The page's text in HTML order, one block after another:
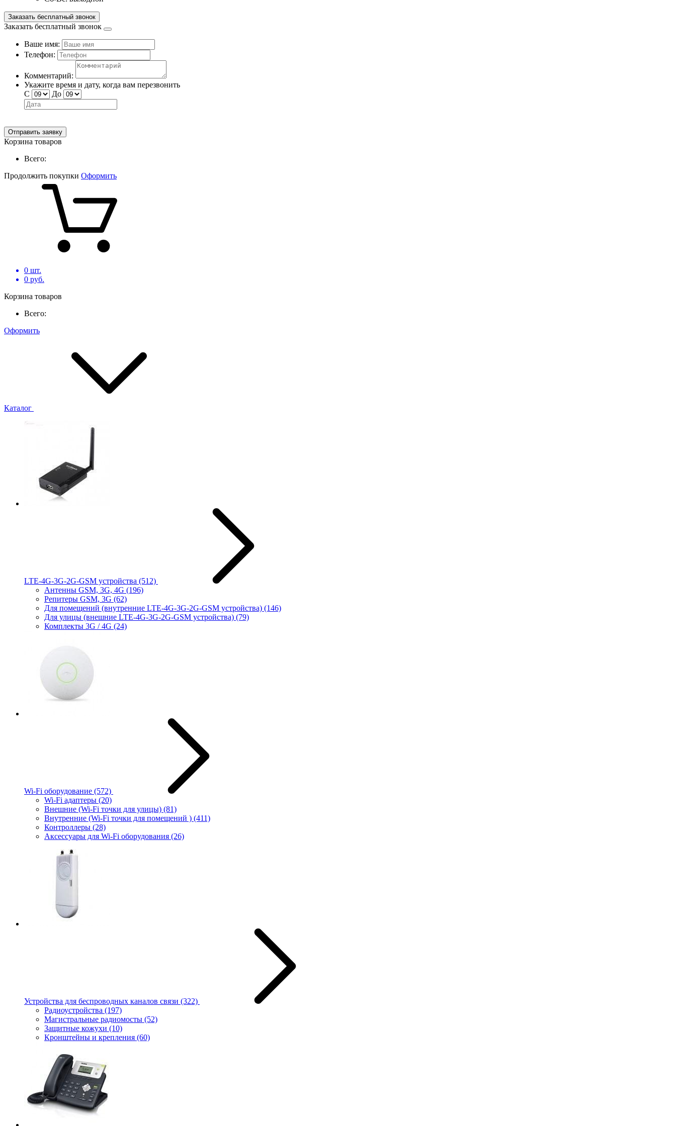
Заказать бесплатный звонок
Заказать бесплатный звонок
Ваше имя:
Телефон:
Комментарий:
Укажите время и дату, когда вам перезвонить
С
До
Отправить заявку
Корзина товаров
Всего:
Продолжить покупки Оформить
0 шт.
0 руб.
Корзина товаров
Всего:
Оформить
Каталог
LTE-4G-3G-2G-GSM устройства (512)
Антенны GSM, 3G, 4G (196)
Репитеры GSM, 3G (62)
Для помещений (внутренние LTE-4G-3G-2G-GSM устройства) (146)
Для улицы (внешние LTE-4G-3G-2G-GSM устройства) (79)
Комплекты 3G / 4G (24)
Wi-Fi оборудование (572)
Wi-Fi адаптеры (20)
Внешние (Wi-Fi точки для улицы) (81)
Внутренние (Wi-Fi точки для помещений ) (411)
Контроллеры (28)
Аксессуары для Wi-Fi оборудования (26)
Устройства для беспроводных каналов связи (322)
Радиоустройства (197)
Магистральные радиомосты (52)
Защитные кожухи (10)
Кронштейны и крепления (60)